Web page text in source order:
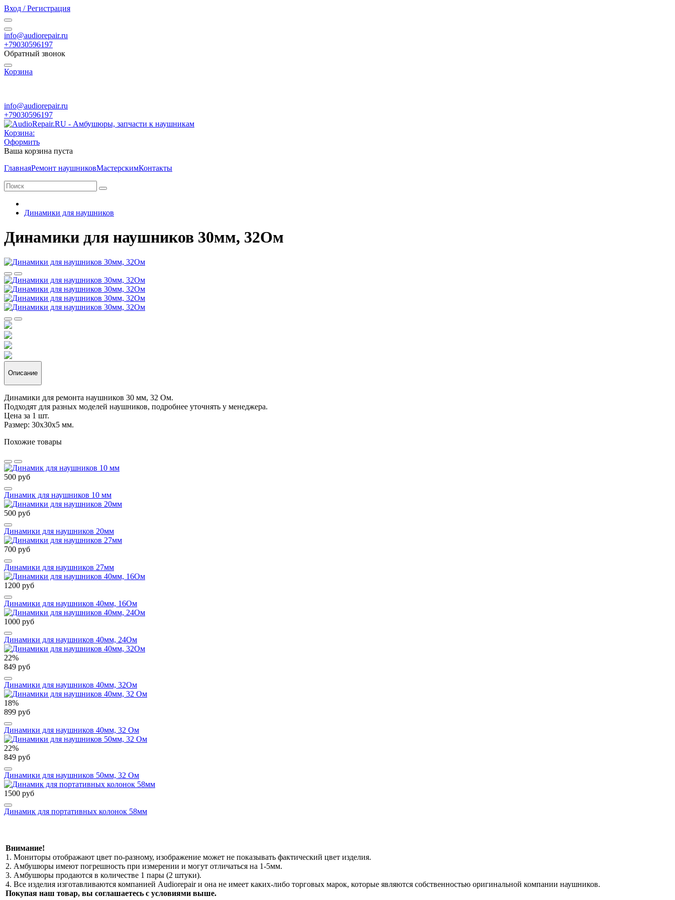
Вход / Регистрация
info@audiorepair.ru
+79030596197
Обратный звонок
Корзина
info@audiorepair.ru
+79030596197
Корзина:
Оформить
Ваша корзина пуста
ГлавнаяРемонт наушниковМастерскимКонтакты
Динамики для наушников
Динамики для наушников 30мм, 32Ом
Описание
Динамики для ремонта наушников 30 мм, 32 Ом.
Подходят для разных моделей наушников, подробнее уточнять у менеджера.
Цена за 1 шт.
Размер: 30х30х5 мм.
Похожие товары
500 руб
Динамик для наушников 10 мм
500 руб
Динамики для наушников 20мм
700 руб
Динамики для наушников 27мм
1200 руб
Динамики для наушников 40мм, 16Ом
1000 руб
Динамики для наушников 40мм, 24Ом
22%
849 руб
Динамики для наушников 40мм, 32Ом
18%
899 руб
Динамики для наушников 40мм, 32 Ом
22%
849 руб
Динамики для наушников 50мм, 32 Ом
1500 руб
Динамик для портативных колонок 58мм
Внимание!
1. Мониторы отображают цвет по-разному, изображение может не показывать фактический цвет изделия.
2. Амбушюры имеют погрешность при измерении и могут отличаться на 1-5мм.
3. Амбушюры продаются в количестве 1 пары (2 штуки).
4. Все изделия изготавливаются компанией Audiorepair и она не имеет каких-либо торговых марок, которые являются собственностью оригинальной компании наушников.
Покупая наш товар, вы соглашаетесь с условиями выше.